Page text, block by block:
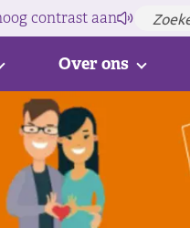
contrastaan
Over ons